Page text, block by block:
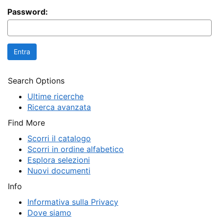
Password:
Search Options
Ultime ricerche
Ricerca avanzata
Find More
Scorri il catalogo
Scorri in ordine alfabetico
Esplora selezioni
Nuovi documenti
Info
Informativa sulla Privacy
Dove siamo